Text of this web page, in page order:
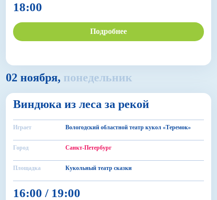
18:00
Подробнее
02 ноября, понедельник
0+
Виндюка из леса за рекой
Играет Вологодский областной театр кукол «Теремок»
Город Санкт-Петербург
Площадка Кукольный театр сказки
16:00 / 19:00